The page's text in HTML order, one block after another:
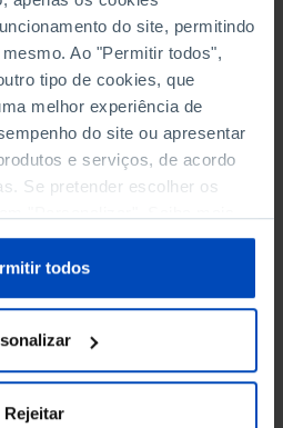
do site, permitindo
Ao "Permitir todos",
tipo de cookies, que
melhor experiência de
do site ou apresentar
e serviços, de acordo
Se pretender escolher os
gestão de preferências ou da
. todos
Rejeitar
reforçar a adoção de
debatemo-nos com
novas na sua essência,
uma grande dimensão,
aumentaram em
climáticas, tudo
perceção da realidade por
cidadãos, muitas vezes
das redes sociais
dos dramas, promovida